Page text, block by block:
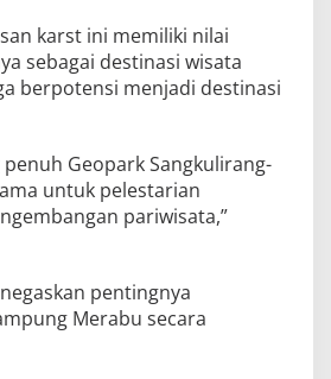
karst ini memiliki nilai
sebagai destinasi wisata
berpotensi menjadi destinasi
Geopark Sangkulirang-
untuk pelestarian
pariwisata,”
pentingnya
Merabu secara